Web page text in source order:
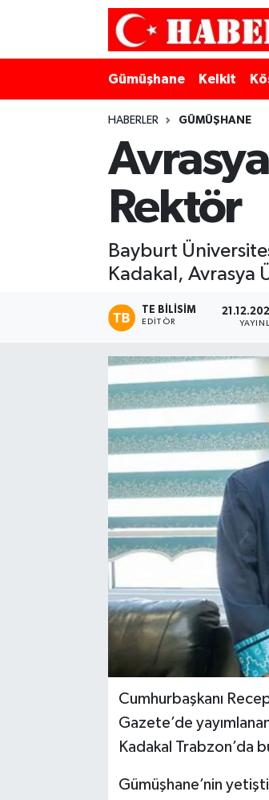
Gümüşhane Kelkit
HABERLER GÜMÜŞHANE
Rektör
Bayburt
Kadakal, Avrasya
TE BILISIM
EDITÖR
Cumhurbaşkanı
Gazete’de
Kadakal Trabzon’da
Gümüşhane’nin
Merkez Hava Durumu
Merkez Trafik Yoğunluk Haritası
Süper Lig Puan Durumu ve Fikstür
Son Dakika Haberleri
Haber Arşivi